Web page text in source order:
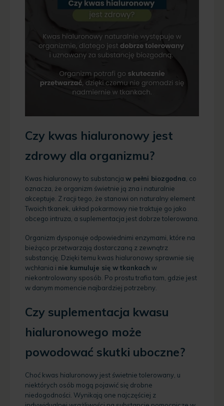
Czy kwas hialuronowy jest
zdrowy dla organizmu?
Kwas hialuronowy to substancja w pełni biozgodna , co
oznacza, że organizm świetnie ją zna i naturalnie
akceptuje. Z racji tego, że stanowi on naturalny element
Twoich tkanek, układ pokarmowy nie traktuje go jako
obcego intruza, a suplementacja jest dobrze tolerowana.
Organizm dysponuje odpowiednimi enzymami, które na
bieżąco przetwarzają dostarczaną z zewnątrz
substancję. Dzięki temu kwas hialuronowy sprawnie się
wchłania i nie kumuluje się w tkankach w
niekontrolowany sposób. Po prostu trafia tam, gdzie jest
w danym momencie najbardziej potrzebny.
Czy suplementacja kwasu
hialuronowego może
powodować skutki uboczne?
Choć kwas hialuronowy jest świetnie tolerowany, u
niektórych osób mogą pojawić się drobne
niedogodności. Wynikają one najczęściej z